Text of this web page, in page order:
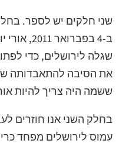
שני חלקים יש לספר.
ב-4
שגלה לירושלים, כדי
את הסיבה להתאבדותה
ששמה היה צריך להיות
בחלק השני אנו חוזרים
עמוס לירושלים מפחד